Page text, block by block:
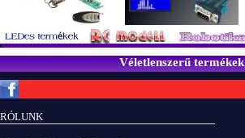
Véletlenszerű termékek
RÓLUNK